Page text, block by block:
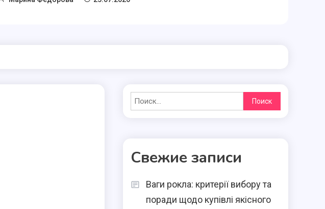
Найти:
Свежие записи
Ваги рокла: критерії вибору та
поради щодо купівлі якісного